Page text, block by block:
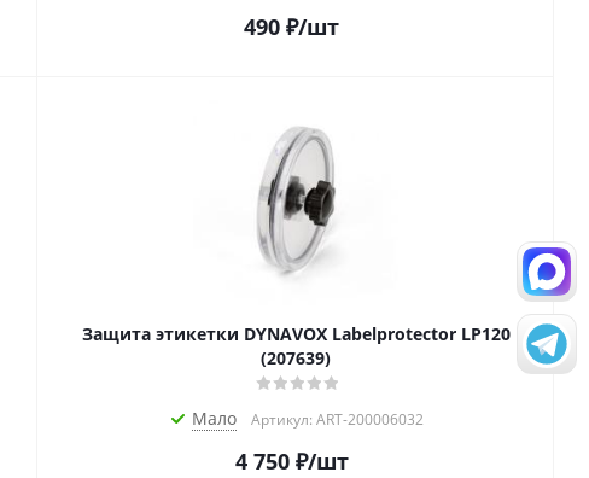
490 ₽/шт
Защита этикетки DYNAVOX Labelprotector LP120
(207639)
Мало Артикул: ART-200006032
4 750₽/шт